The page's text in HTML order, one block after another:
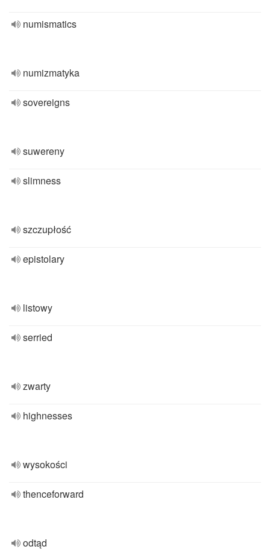
numismatics
numizmatyka
sovereigns
suwereny
slimness
szczupłość
epistolary
listowy
serried
zwarty
highnesses
wysokości
thenceforward
odtąd